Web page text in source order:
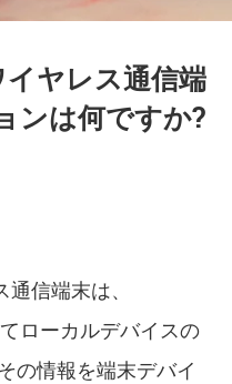
ヤレス通信端
ンは何ですか?
信端末は、
ローカルデバイスの
の情報を端末デバイ